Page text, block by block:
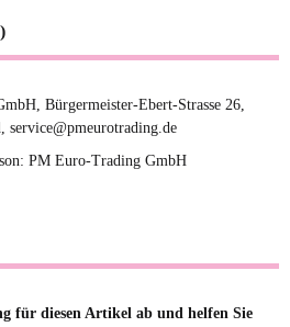
Bürgermeister-Ebert-Strasse 26,
service@pmeurotrading.de
PM Euro-Trading GmbH
für diesen Artikel ab und helfen Sie